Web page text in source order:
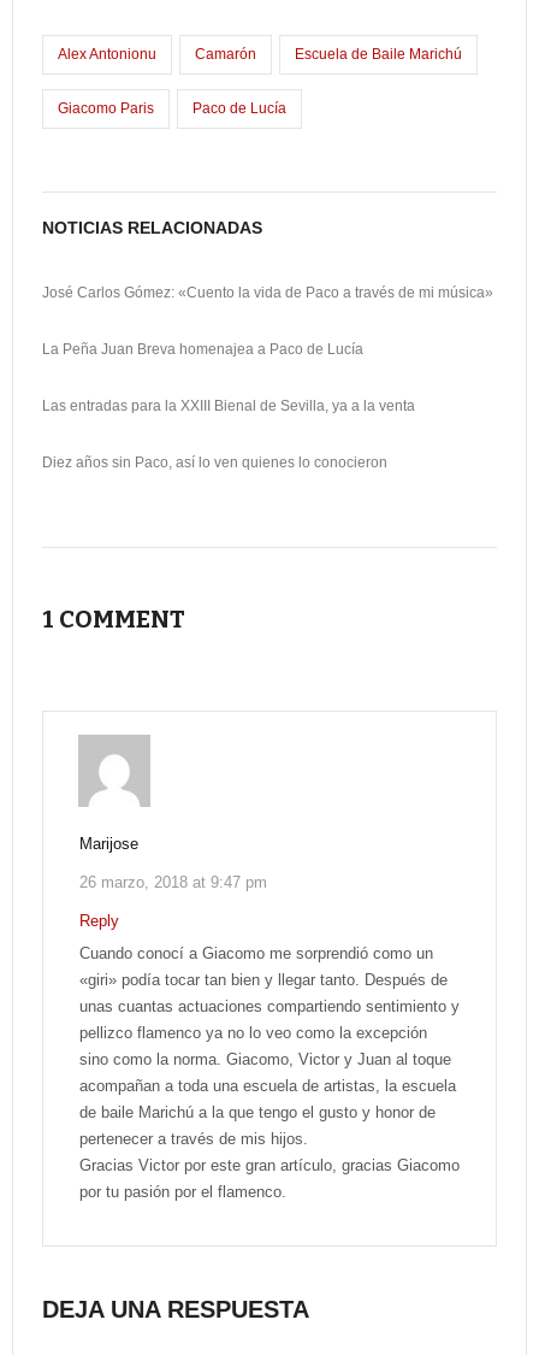
k
o
n
a
r
Alex Antonionu Camarón Escuela de Baile Marichú
Giacomo Paris Paco de Lucía
NOTICIAS RELACIONADAS
José Carlos Gómez: «Cuento la vida de Paco a través de mi música»
La Peña Juan Breva homenajea a Paco de Lucía
Las entradas para la XXIII Bienal de Sevilla, ya a la venta
Diez años sin Paco, así lo ven quienes lo conocieron
1 COMMENT
Marijose
26 marzo, 2018 at 9:47 pm
Reply
Cuando conocí a Giacomo me sorprendió como un
«giri» podía tocar tan bien y llegar tanto. Después de
unas cuantas actuaciones compartiendo sentimiento y
pellizco flamenco ya no lo veo como la excepción
sino como la norma. Giacomo, Victor y Juan al toque
acompañan a toda una escuela de artistas, la escuela
de baile Marichú a la que tengo el gusto y honor de
pertenecer a través de mis hijos.
Gracias Victor por este gran artículo, gracias Giacomo
por tu pasión por el flamenco.
DEJA UNA RESPUESTA